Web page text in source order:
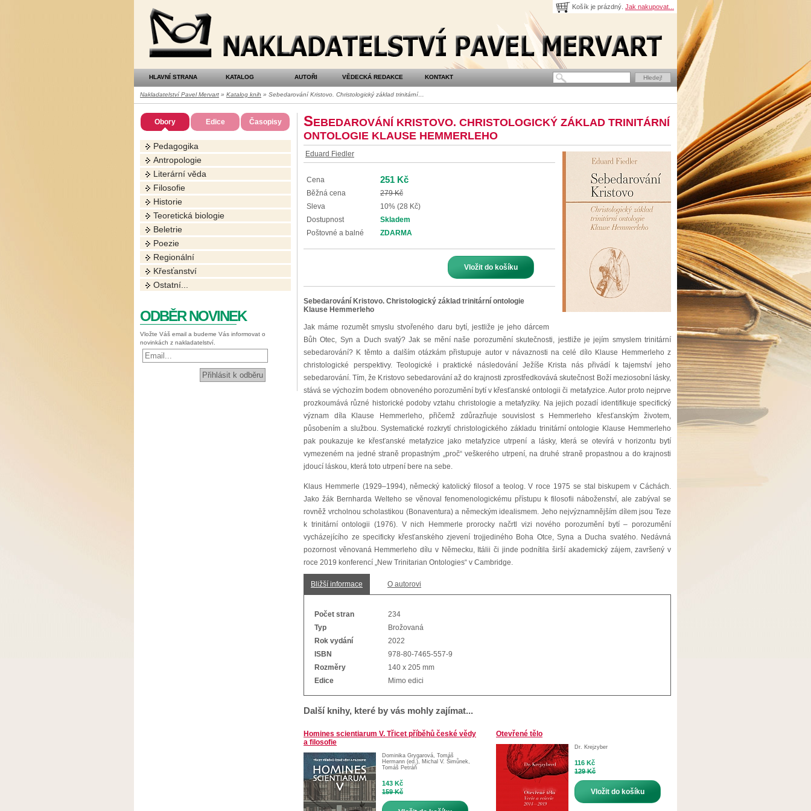
Nakladatelství
Pavel
Mervart
Košík je prázdný. Jak nakupovat...
HLAVNÍ STRANA KATALOG AUTOŘI VĚDECKÁ REDAKCE KONTAKT
Nakladatelství Pavel Mervart » Katalog knih » Sebedarování Kristovo. Christologický základ trinitární…
Obory Edice Časopisy
Pedagogika
Antropologie
Literární věda
Filosofie
Historie
Teoretická biologie
Beletrie
Poezie
Regionální
Křesťanství
Ostatní...
ODBĚR NOVINEK
Vložte Váš email a budeme Vás informovat o
novinkách z nakladatelství.
SEBEDAROVÁNÍ KRISTOVO. CHRISTOLOGICKÝ ZÁKLAD TRINITÁRNÍ
ONTOLOGIE KLAUSE HEMMERLEHO
Eduard Fiedler
Cena 251 Kč
Běžná cena
279 Kč
Sleva
10% (28 Kč)
Dostupnost
Skladem
Poštovné a balné
ZDARMA
Vložit do košíku
Sebedarování Kristovo. Christologický základ trinitární ontologie
Klause Hemmerleho
Jak máme rozumět smyslu stvořeného daru bytí, jestliže je jeho dárcem
Bůh Otec, Syn a Duch svatý? Jak se mění naše porozumění skutečnosti, jestliže je jejím smyslem trinitární
sebedarování? K těmto a dalším otázkám přistupuje autor v návaznosti na celé dílo Klause Hemmerleho z
christologické perspektivy. Teologické i praktické následování Ježíše Krista nás přivádí k tajemství jeho
sebedarování. Tím, že Kristovo sebedarování až do krajnosti zprostředkovává skutečnost Boží meziosobní lásky,
stává se výchozím bodem obnoveného porozumění bytí v křesťanské ontologii či metafyzice. Autor proto nejprve
prozkoumává různé historické podoby vztahu christologie a metafyziky. Na jejich pozadí identifikuje specifický
význam díla Klause Hemmerleho, přičemž zdůrazňuje souvislost s Hemmerleho křesťanským životem,
působením a službou. Systematické rozkrytí christologického základu trinitární ontologie Klause Hemmerleho
pak poukazuje ke křesťanské metafyzice jako metafyzice utrpení a lásky, která se otevírá v horizontu bytí
vymezeném na jedné straně propastným „proč“ veškerého utrpení, na druhé straně propastnou a do krajnosti
jdoucí láskou, která toto utrpení bere na sebe.
Klaus Hemmerle (1929–1994), německý katolický filosof a teolog. V roce 1975 se stal biskupem v Cáchách.
Jako žák Bernharda Welteho se věnoval fenomenologickému přístupu k filosofii náboženství, ale zabýval se
rovněž vrcholnou scholastikou (Bonaventura) a německým idealismem. Jeho nejvýznamnějším dílem jsou Teze
k trinitární ontologii (1976). V nich Hemmerle prorocky načrtl vizi nového porozumění bytí – porozumění
vycházejícího ze specificky křesťanského zjevení trojjediného Boha Otce, Syna a Ducha svatého. Nedávná
pozornost věnovaná Hemmerleho dílu v Německu, Itálii či jinde podnítila širší akademický zájem, završený v
roce 2019 konferencí „New Trinitarian Ontologies“ v Cambridge.
Bližší informace O autorovi
Počet stran
234
Typ
Brožovaná
Rok vydání
2022
ISBN
978-80-7465-557-9
Rozměry
140 x 205 mm
Edice
Mimo edici
Další knihy, které by vás mohly zajímat...
Homines scientiarum V. Třicet příběhů české vědy
a filosofie
Dominika Grygarová, Tomáš
Hermann (ed.), Michal V. Šimůnek,
Tomáš Petráň
143 Kč
159 Kč
Otevřené tělo
Dr. Krejzyber
116 Kč
129 Kč
Vložit do košíku